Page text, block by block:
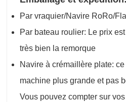
Par vraquier/Navire RoRo/
Par bateau roulier: Le prix
très bien la remorque
Navire à crémaillère plate:
machine plus grande et pas
Vous pouvez compter sur